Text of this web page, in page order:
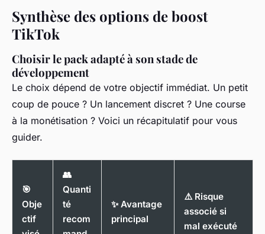
Synthèse des options de boost
TikTok
Choisir le pack adapté à son stade de
développement
Le choix dépend de votre objectif immédiat. Un petit
coup de pouce ? Un lancement discret ? Une course
à la monétisation ? Voici un récapitulatif pour vous
guider.
🎯
Obje
ctif
👥
Quanti
té
recom
✨ Avantage
principal
⚠️ Risque
associé si
mal exécuté